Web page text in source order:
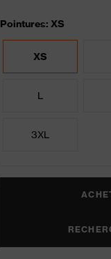
Pointures: XS
XS
L
3XL